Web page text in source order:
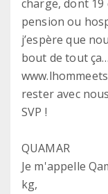
charge, dont 19
pension ou
j’espère que
bout de tout ça…
rester avec
SVP !
QUAMAR
Je m'appelle
kg,